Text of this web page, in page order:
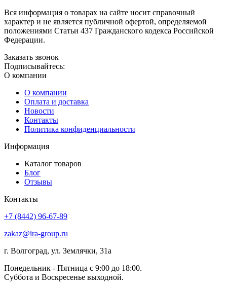
Вся информация о товарах на сайте носит справочный
характер и не является публичной офертой, определяемой
положениями Статьи 437 Гражданского кодекса Российской
Федерации.
Заказать звонок
Подписывайтесь:
О компании
О компании
Оплата и доставка
Новости
Контакты
Политика конфиденциальности
Информация
Каталог товаров
Блог
Отзывы
Контакты
+7 (8442) 96-67-89
zakaz@ira-group.ru
г. Волгоград, ул. Землячки, 31а
Понедельник - Пятница с 9:00 до 18:00.
Суббота и Воскресенье выходной.